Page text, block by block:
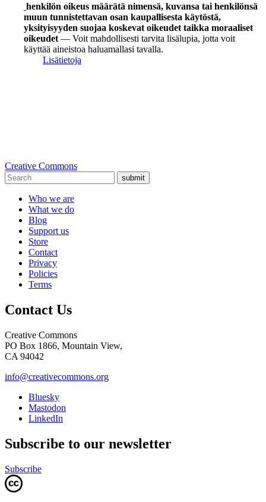
henkilön oikeus määrätä nimensä, kuvansa tai henkilönsä
muun tunnistettavan osan kaupallisesta käytöstä,
yksityisyyden suojaa koskevat oikeudet taikka moraaliset
oikeudet — Voit mahdollisesti tarvita lisälupia, jotta voit
käyttää aineistoa haluamallasi tavalla.
Lisätietoja
Creative Commons
submit
Who we are
What we do
Blog
Support us
Store
Contact
Privacy
Policies
Terms
Contact Us
Creative Commons
PO Box 1866, Mountain View,
CA 94042
info@creativecommons.org
Bluesky
Mastodon
LinkedIn
Subscribe to our newsletter
Subscribe